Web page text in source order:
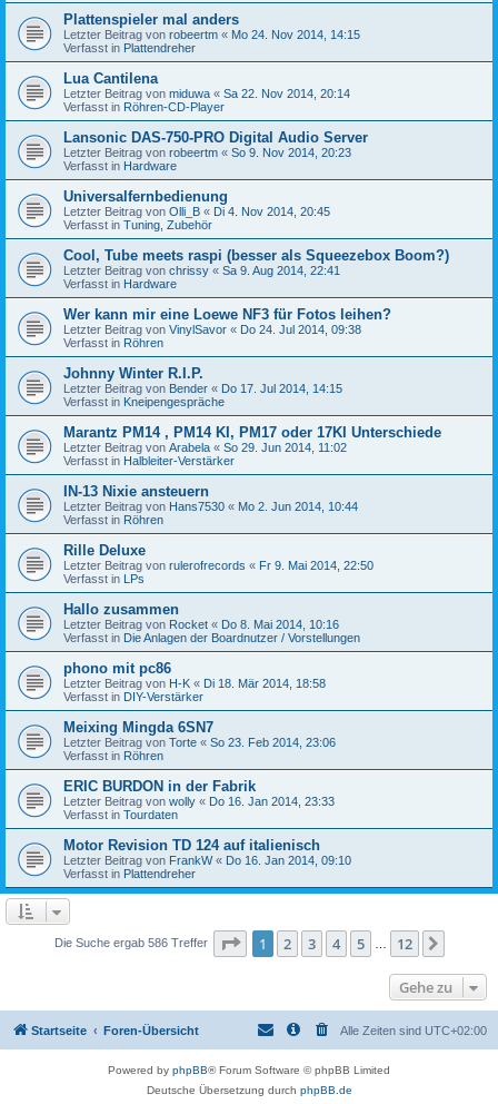
Plattenspieler mal anders
Letzter Beitrag von robeertm « Mo 24. Nov 2014, 14:15
Verfasst in Plattendreher
Lua Cantilena
Letzter Beitrag von miduwa « Sa 22. Nov 2014, 20:14
Verfasst in Röhren-CD-Player
Lansonic DAS-750-PRO Digital Audio Server
Letzter Beitrag von robeertm « So 9. Nov 2014, 20:23
Verfasst in Hardware
Universalfernbedienung
Letzter Beitrag von Olli_B « Di 4. Nov 2014, 20:45
Verfasst in Tuning, Zubehör
Cool, Tube meets raspi (besser als Squeezebox Boom?)
Letzter Beitrag von chrissy « Sa 9. Aug 2014, 22:41
Verfasst in Hardware
Wer kann mir eine Loewe NF3 für Fotos leihen?
Letzter Beitrag von VinylSavor « Do 24. Jul 2014, 09:38
Verfasst in Röhren
Johnny Winter R.I.P.
Letzter Beitrag von Bender « Do 17. Jul 2014, 14:15
Verfasst in Kneipengespräche
Marantz PM14 , PM14 KI, PM17 oder 17KI Unterschiede
Letzter Beitrag von Arabela « So 29. Jun 2014, 11:02
Verfasst in Halbleiter-Verstärker
IN-13 Nixie ansteuern
Letzter Beitrag von Hans7530 « Mo 2. Jun 2014, 10:44
Verfasst in Röhren
Rille Deluxe
Letzter Beitrag von rulerofrecords « Fr 9. Mai 2014, 22:50
Verfasst in LPs
Hallo zusammen
Letzter Beitrag von Rocket « Do 8. Mai 2014, 10:16
Verfasst in Die Anlagen der Boardnutzer / Vorstellungen
phono mit pc86
Letzter Beitrag von H-K « Di 18. Mär 2014, 18:58
Verfasst in DIY-Verstärker
Meixing Mingda 6SN7
Letzter Beitrag von Torte « So 23. Feb 2014, 23:06
Verfasst in Röhren
ERIC BURDON in der Fabrik
Letzter Beitrag von wolly « Do 16. Jan 2014, 23:33
Verfasst in Tourdaten
Motor Revision TD 124 auf italienisch
Letzter Beitrag von FrankW« Do 16. Jan 2014, 09:10
Verfasst in Plattendreher
Die Suche ergab 586 Treffer Seite 1von 12
1 2 3 4 5 12
Gehe zu
Startseite Foren-Übersicht Alle Zeiten sind UTC+02:00
Powered by phpBB® Forum Software © phpBB Limited
Deutsche Übersetzung durch phpBB.de